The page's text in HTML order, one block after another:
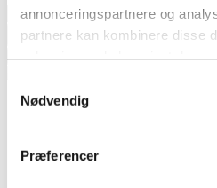
annonceringspartnere og
partnere kan kombinere disse
Nødvendig
Præferencer
Products
Projektløsninger
Blog